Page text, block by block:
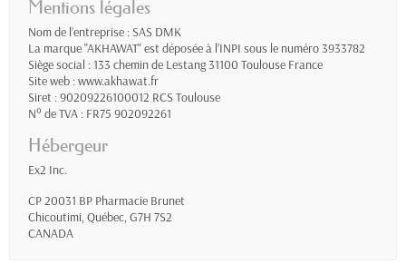
Mentions légales
Nom de l’entreprise : SAS DMK
La marque "AKHAWAT" est déposée à l’INPI sous le numéro 3933782
Siège social : 133 chemin de Lestang 31100 Toulouse France
Site web : www.akhawat.fr
Siret : 90209226100012 RCS Toulouse
N° de TVA : FR75 902092261
Hébergeur
Ex2 Inc.
CP 20031 BP Pharmacie Brunet
Chicoutimi, Québec, G7H 7S2
CANADA